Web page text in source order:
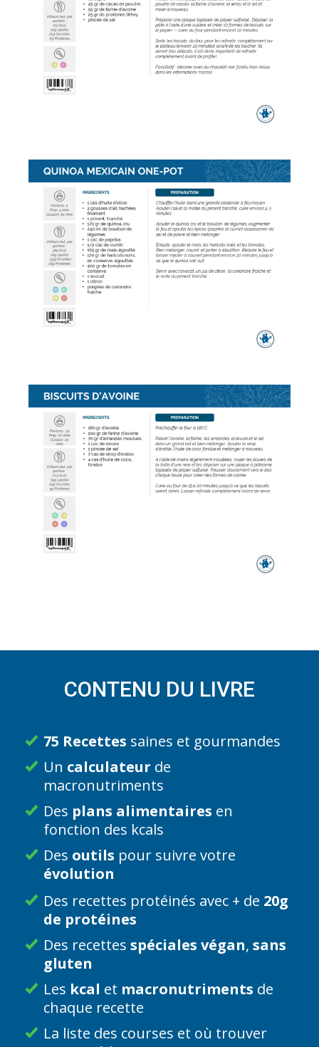
CONTENU DU LIVRE
75 Recettes saines et gourmandes
Un calculateur de
macronutriments
Des plans alimentaires en
fonction des kcals
Des outils pour suivre votre
évolution
Des recettes protéinés avec + de 20g
de protéines
Des recettes spéciales végan, sans
gluten
Les kcal et macronutriments de
chaque recette
La liste des courses et où trouver